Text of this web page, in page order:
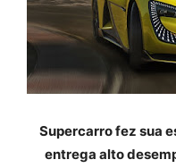
Supercarro fez sua
entrega alto